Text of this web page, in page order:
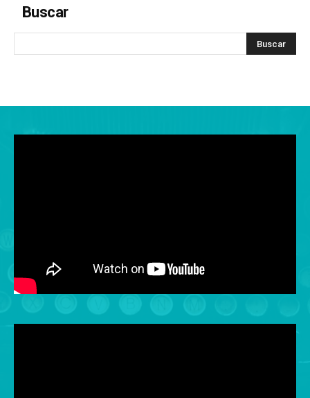
Buscar